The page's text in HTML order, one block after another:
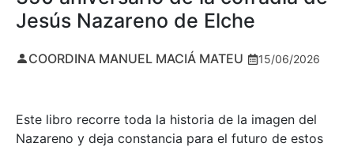
Jesús Nazareno de Elche
COORDINA MANUEL MACIÁ MATEU 15/06/2026
Este libro recorre toda la historia de la imagen del
Nazareno y deja constancia para el futuro de estos